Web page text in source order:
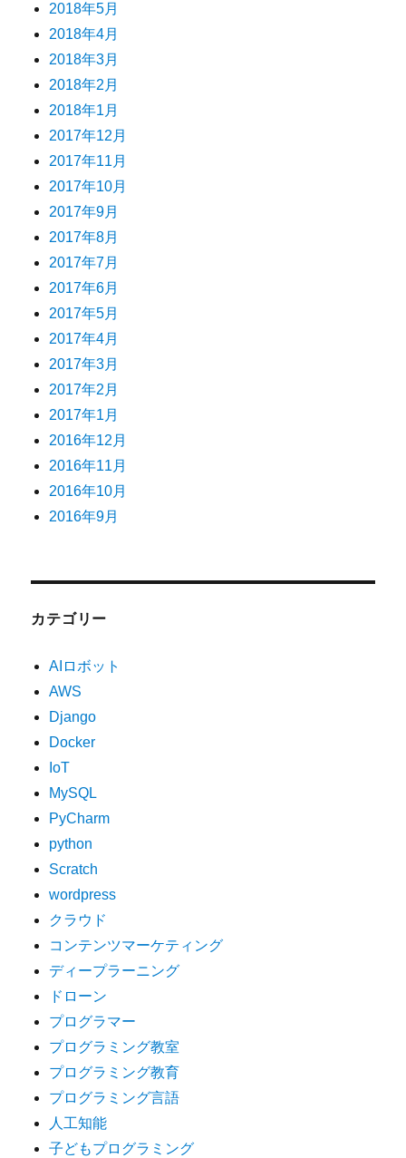
2018年5月
2018年4月
2018年3月
2018年2月
2018年1月
2017年12月
2017年11月
2017年10月
2017年9月
2017年8月
2017年7月
2017年6月
2017年5月
2017年4月
2017年3月
2017年2月
2017年1月
2016年12月
2016年11月
2016年10月
2016年9月
カテゴリー
AIロボット
AWS
Django
Docker
IoT
MySQL
PyCharm
python
Scratch
wordpress
クラウド
コンテンツマーケティング
ディープラーニング
ドローン
プログラマー
プログラミング教室
プログラミング教育
プログラミング言語
人工知能
子どもプログラミング